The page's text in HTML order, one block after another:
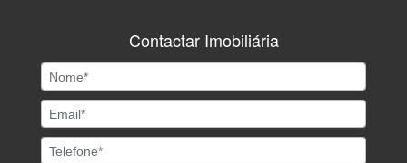
Contactar Imobiliária